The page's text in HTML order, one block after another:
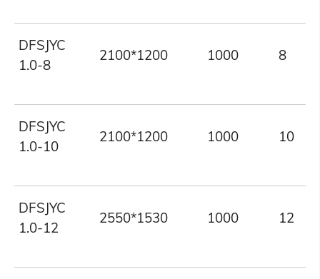
DFSJYC
1.0-8
2100*1200 1000 8
DFSJYC
1.0-10
2100*1200 1000 10
DFSJYC
1.0-12
2550*1530 1000 12